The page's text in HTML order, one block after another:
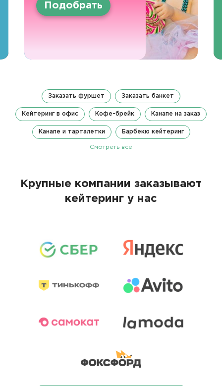
Подобрать
Заказать фуршет Заказать банкет
Кейтеринг в офис Кофе-брейк Канапе на заказ
Канапе и тарталетки Барбекю кейтеринг
Смотреть все
Крупные компании заказывают
кейтеринг у нас